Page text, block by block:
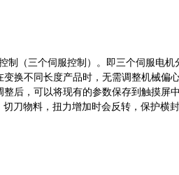
制（三个伺服控制）。即三个伺服电
换不同长度产品时，无需调整机械偏心
后，可以将现有的参数保存到触摸屏
刀物料，扭力增加时会反转，保护横封